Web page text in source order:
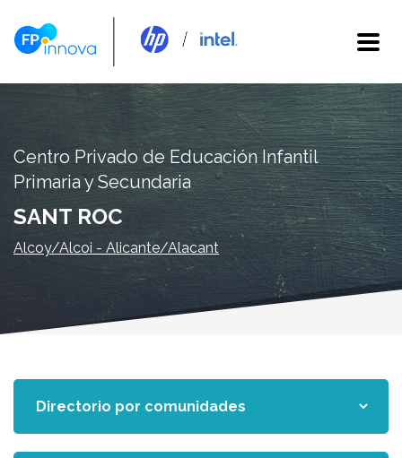
Centro Privado de Educación Infantil
Primaria y Secundaria
SANT ROC
Alcoy/Alcoi - Alicante/Alacant